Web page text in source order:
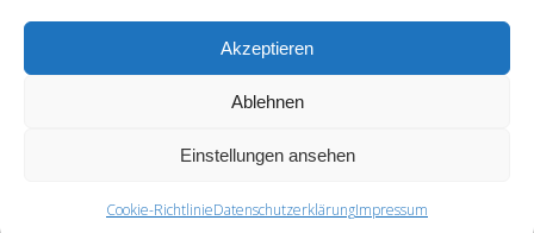
Akzeptieren
Ablehnen
Einstellungen ansehen
Cookie-RichtlinieDatenschutzerklärungImpressum
© 2026 | SprachCafé Polnisch
Archiv Datenschutzerklärung